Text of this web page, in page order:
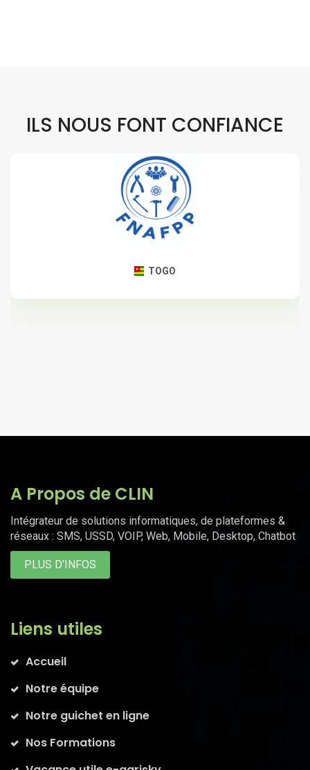
ILS NOUS FONT CONFIANCE
TOGO
A Propos de CLIN
Intégrateur de solutions informatiques, de plateformes &
réseaux : SMS, USSD, VOIP, Web, Mobile, Desktop, Chatbot
PLUS D'INFOS
Liens utiles
Accueil
Notre équipe
Notre guichet en ligne
Nos Formations